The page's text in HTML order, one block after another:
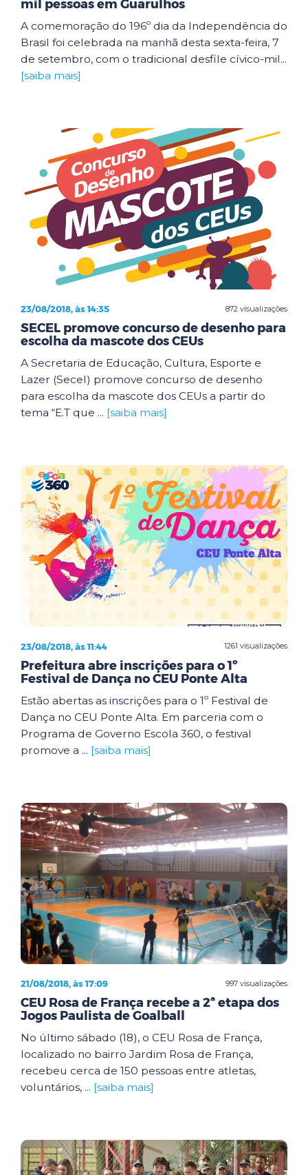
mil pessoas em Guarulhos
A comemoração do 196º dia da Independência do
Brasil foi celebrada na manhã desta sexta-feira, 7
de setembro, com o tradicional desfile cívico-mil...
[saiba mais]
872 visualizações
23/08/2018, às 14:35
SECEL promove concurso de desenho para
escolha da mascote dos CEUs
A Secretaria de Educação, Cultura, Esporte e
Lazer (Secel) promove concurso de desenho
para escolha da mascote dos CEUs a partir do
tema “E.T que ... [saiba mais]
1261 visualizações
23/08/2018, às 11:44
Prefeitura abre inscrições para o 1º
Festival de Dança no CEU Ponte Alta
Estão abertas as inscrições para o 1º Festival de
Dança no CEU Ponte Alta. Em parceria com o
Programa de Governo Escola 360, o festival
promove a ... [saiba mais]
997 visualizações
21/08/2018, às 17:09
CEU Rosa de França recebe a 2ª etapa dos
Jogos Paulista de Goalball
No último sábado (18), o CEU Rosa de França,
localizado no bairro Jardim Rosa de França,
recebeu cerca de 150 pessoas entre atletas,
voluntários, ... [saiba mais]